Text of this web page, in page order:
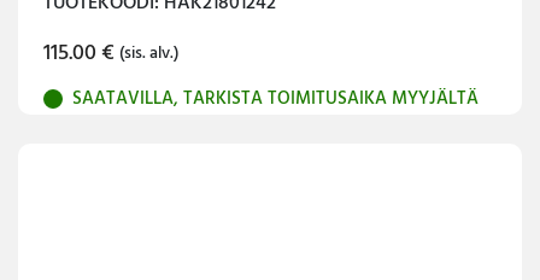
115.00€ (sis. alv.)
SAATAVILLA, TARKISTA TOIMITUSAIKA MYYJÄLTÄ